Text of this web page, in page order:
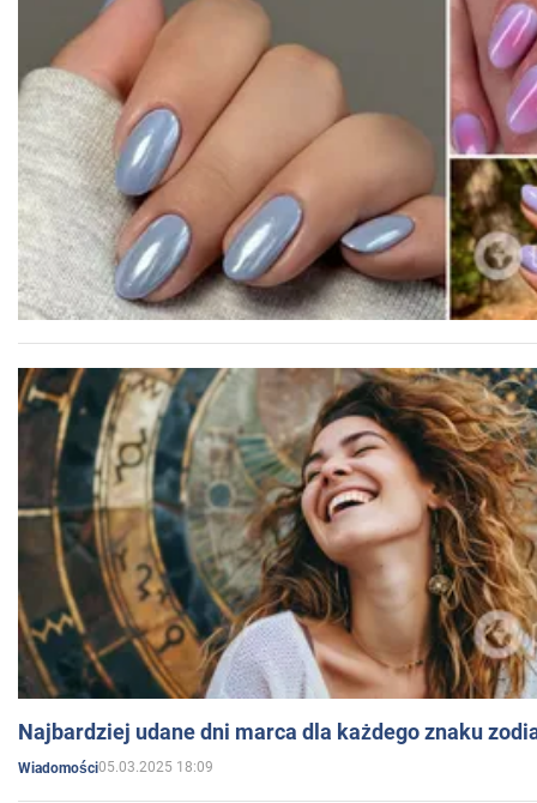
Najbardziej udane dni marca dla każdego znaku
Wiadomości05.03.2025 18:09